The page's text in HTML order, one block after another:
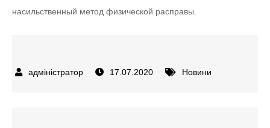
насильственный метод физической расправы.
17.07.2020 Новини